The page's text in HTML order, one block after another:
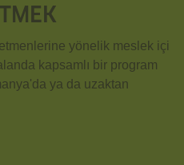
yönelik meslek içi
kapsamlı bir program
ya da uzaktan